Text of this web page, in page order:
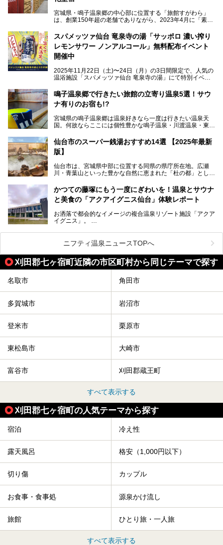
宮城県・鳴子温泉郷の中心部に位置する「旅館すがわら」
は、創業150年超の老舗でありながら、2023年4月に「素泊
を利用したサウナも新設され、温泉ファン・サウナ―双方に
注目のスポットです。
特筆すべきは、館内で完結する圧倒的な「湯めぐり」のバリ
エーション。“温泉のデパート”・“東の横綱”と称される鳴子
温泉郷の中でも、3本の異なる自家源泉を使い分けるその実
力は折り紙付き。実際に宿泊した筆者が、“温泉”を中心にそ
の全貌を詳細レビューします！
スパメッツァ仙台 竜泉寺の湯「サッポロ 濃い搾り
レモンサワー ノンアルコール」無料配布イベント
開催中
2025年11月22日（土)〜24日（月）の3日間限定で、人気の
温浴施設「スパメッツァ仙台 竜泉寺の湯」にて特別イベン
「サッポロ 濃い搾りレモンサワー ノンアルコール」を無料
配布します。さらにSNS投稿で「サッポロ 濃い搾りグレフ
ルサワー ノンアルコール」もプレゼント。湯上がりにぴっ
ー
提供元：サッポロビール【PR】
鳴子温泉郷で行きたい旅館の立寄り温泉5選！サウ
ナ有りのお宿も!?
宮城県の鳴子温泉郷は温泉好きなら一度は行きたい温泉天
国。何故ならここには個性豊かな鳴子温泉・川渡温泉・東鳴
硫黄泉、塩化物泉、硫酸塩泉、炭酸水素塩泉などと多様な泉
質がそろっているからです。
の旅館・ホテルも立ち寄り入浴に門戸を開いてくれていま
す。
今回はそんな旅館の中から、おすすめしたい5ヶ所の温泉を
セレクトしてみました。うち3ヶ所はサウナも楽しめます。
仙台市のスーパー銭湯おすすめ14選 【2025年最新
版】
仙台市は、宮城県中部に位置する同県の県庁所在地。広瀬
川・青葉山といった豊かな自然に恵まれた「杜の都」として
人気です。新幹線を使えば都心から1時間30分とアクセスも
よく、気軽に訪れやすい地方都市の1つです。
仙台牛タンなどを堪能するグルメ旅や、スポーツ観戦の遠征
時などに利用しやすい温浴施設がたくさんありますよ。
かつての藤塚にもう一度にぎわいを！温泉とサウナ
と美食の「アクアイグニス仙台」体験レポート
お洒落で都会的なイメージの複合温泉リゾート施設「アクア
イグニス」。
関西空港や吉川美南（埼玉県）に続いて仙台市若林区に202
2年4月にオープンした「アクアイグニス仙台」は、日帰り
温泉の「藤塚の湯」、マルシェ リアン、和食「笠庵」、イ
タリアン「グリーチネ」、ベーカリー「マリアージュ ドゥ
ファリーヌ」、スイーツの「コンフィチュール アッシュ」
と「ル ショコラ ドゥ アッシュ」、そしてカフェ「猿田彦珈
琲」と話題のお店が勢ぞろい！
この「アクアイグニス仙台」の魅力を探りにお出かけしてき
ニフティ温泉ニュースTOPへ
刈田郡七ヶ宿町近隣の市区町村から同じテーマで探す
名取市 角田市
多賀城市 岩沼市
登米市 栗原市
東松島市 大崎市
富谷市 刈田郡蔵王町
すべて表示する
刈田郡七ヶ宿町の人気テーマから探す
宿泊 冷え性
露天風呂 格安（1,000円以下）
切り傷 カップル
お食事・食事処 源泉かけ流し
旅館 ひとり旅・一人旅
すべて表示する